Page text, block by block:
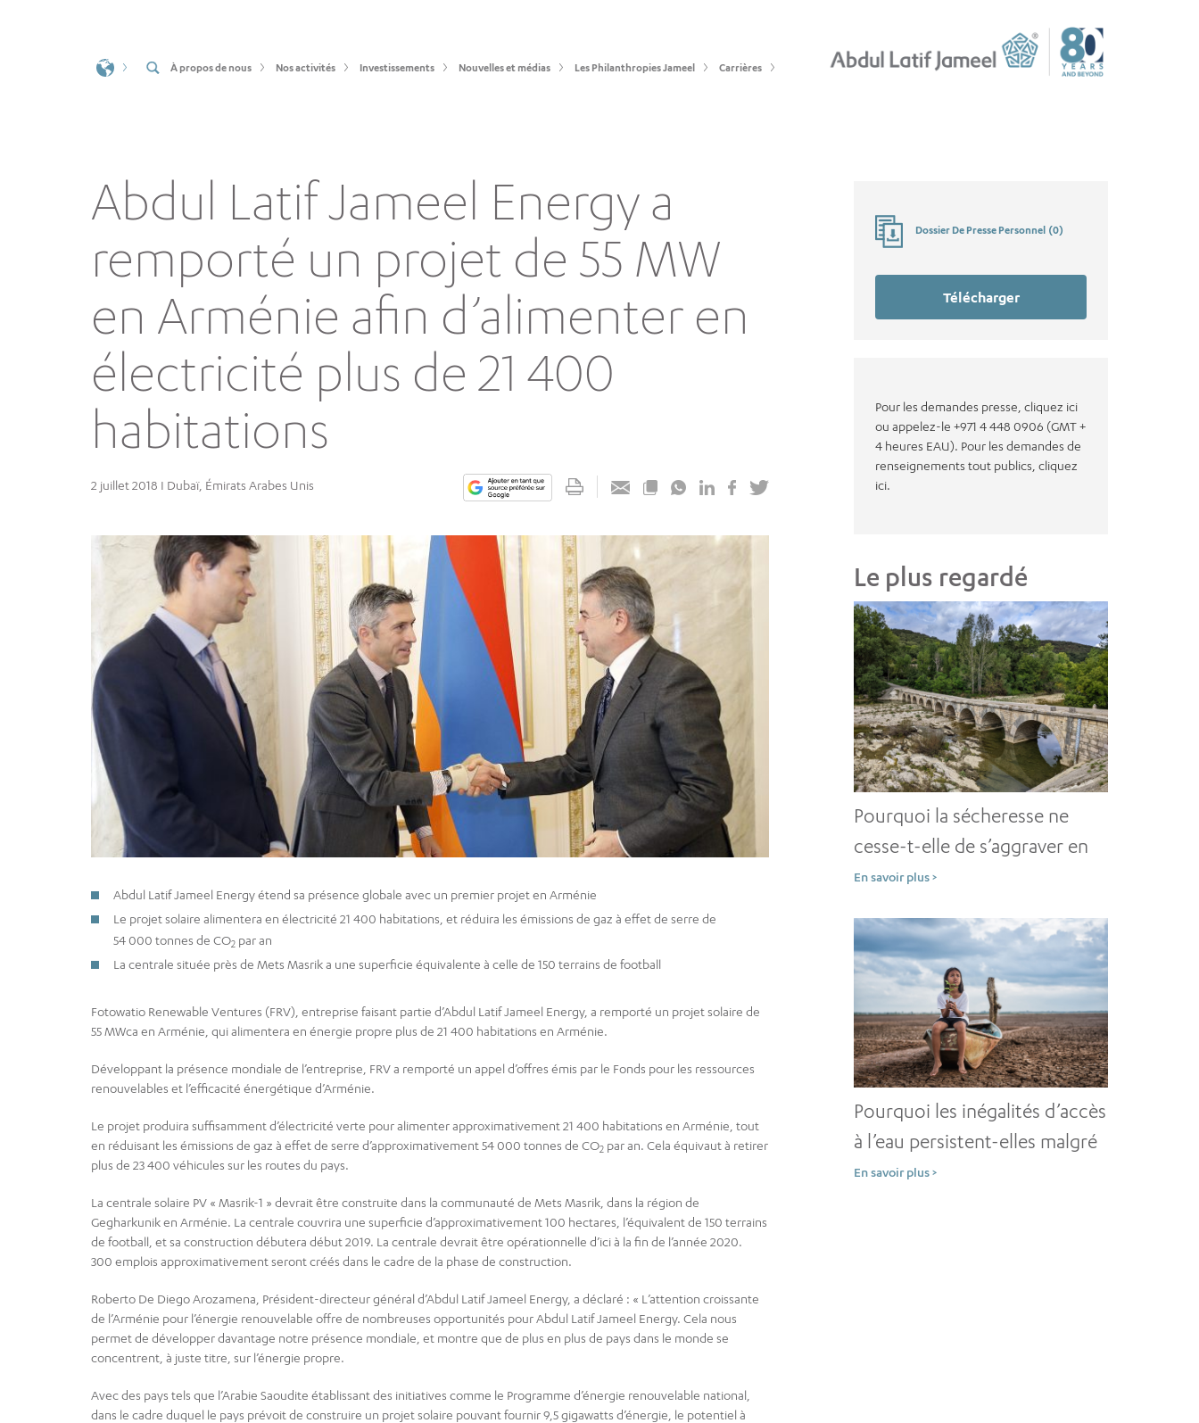
À propos de nous Nos activités Investissements Nouvelles et médias Les Philanthropies Jameel Carrières
Abdul Latif Jameel Energy a
remporté un projet de 55 MW
en Arménie afin d’alimenter en
électricité plus de 21 400
habitations
2 juillet 2018 I Dubaï, Émirats Arabes Unis
Abdul Latif Jameel Energy étend sa présence globale avec un premier projet en Arménie
Le projet solaire alimentera en électricité 21 400 habitations, et réduira les émissions de gaz à effet de serre de
54 000 tonnes de CO2 par an
La centrale située près de Mets Masrik a une superficie équivalente à celle de 150 terrains de football
Fotowatio Renewable Ventures (FRV), entreprise faisant partie d’Abdul Latif Jameel Energy, a remporté un projet solaire de
55 MWca en Arménie, qui alimentera en énergie propre plus de 21 400 habitations en Arménie.
Développant la présence mondiale de l’entreprise, FRV a remporté un appel d’offres émis par le Fonds pour les ressources
renouvelables et l’efficacité énergétique d’Arménie.
Le projet produira suffisamment d’électricité verte pour alimenter approximativement 21 400 habitations en Arménie, tout
en réduisant les émissions de gaz à effet de serre d’approximativement 54 000 tonnes de CO2 par an. Cela équivaut à retirer
plus de 23 400 véhicules sur les routes du pays.
La centrale solaire PV « Masrik-1 » devrait être construite dans la communauté de Mets Masrik, dans la région de
Gegharkunik en Arménie. La centrale couvrira une superficie d’approximativement 100 hectares, l’équivalent de 150 terrains
de football, et sa construction débutera début 2019. La centrale devrait être opérationnelle d’ici à la fin de l’année 2020.
300 emplois approximativement seront créés dans le cadre de la phase de construction.
Roberto De Diego Arozamena, Président-directeur général d’Abdul Latif Jameel Energy, a déclaré : « L’attention croissante
de l’Arménie pour l’énergie renouvelable offre de nombreuses opportunités pour Abdul Latif Jameel Energy. Cela nous
permet de développer davantage notre présence mondiale, et montre que de plus en plus de pays dans le monde se
concentrent, à juste titre, sur l’énergie propre.
Avec des pays tels que l’Arabie Saoudite établissant des initiatives comme le Programme d’énergie renouvelable national,
dans le cadre duquel le pays prévoit de construire un projet solaire pouvant fournir 9,5 gigawatts d’énergie, le potentiel à
Dossier De Presse Personnel (0)
Télécharger
Pour les demandes presse, cliquez ici
ou appelez-le +971 4 448 0906 (GMT +
4 heures EAU). Pour les demandes de
renseignements tout publics, cliquez
ici.
Le plus regardé
Pourquoi la sécheresse ne
cesse-t-elle de s’aggraver en
dépit d’une solide prévention
En savoir plus >
Pourquoi les inégalités d’accès
à l’eau persistent-elles malgré
des décennies
En savoir plus >